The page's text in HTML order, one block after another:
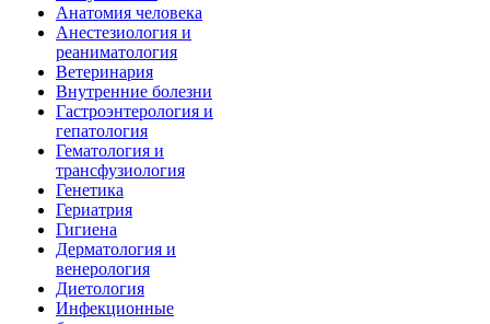
Анатомия человека
Анестезиология и
реаниматология
Ветеринария
Внутренние болезни
Гастроэнтерология и
гепатология
Гематология и
трансфузиология
Генетика
Гериатрия
Гигиена
Дерматология и
венерология
Диетология
Инфекционные